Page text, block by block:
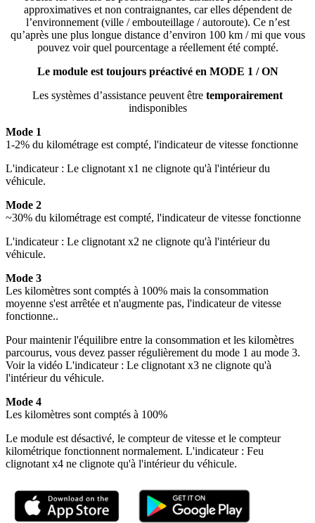
approximatives et non contraignantes, car elles dépendent de
l’environnement (ville / embouteillage / autoroute). Ce n’est
qu’après une plus longue distance d’environ 100 km / mi que vous
pouvez voir quel pourcentage a réellement été compté.
Le module est toujours préactivé en MODE 1 / ON
Les systèmes d’assistance peuvent être temporairement
indisponibles
Mode 1
1-2% du kilométrage est compté, l'indicateur de vitesse fonctionne
L'indicateur : Le clignotant x1 ne clignote qu'à l'intérieur du
véhicule.
Mode 2
~30% du kilométrage est compté, l'indicateur de vitesse fonctionne
L'indicateur : Le clignotant x2 ne clignote qu'à l'intérieur du
véhicule.
Mode 3
Les kilomètres sont comptés à 100% mais la consommation
moyenne s'est arrêtée et n'augmente pas, l'indicateur de vitesse
fonctionne..
Pour maintenir l'équilibre entre la consommation et les kilomètres
parcourus, vous devez passer régulièrement du mode 1 au mode 3.
Voir la vidéo L'indicateur : Le clignotant x3 ne clignote qu'à
l'intérieur du véhicule.
Mode 4
Les kilomètres sont comptés à 100%
Le module est désactivé, le compteur de vitesse et le compteur
kilométrique fonctionnent normalement. L'indicateur : Feu
clignotant x4 ne clignote qu'à l'intérieur du véhicule.